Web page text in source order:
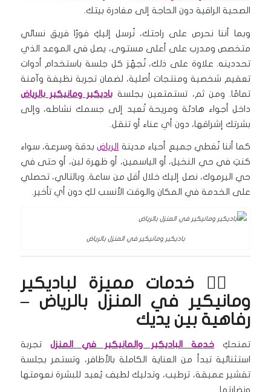
الصحية الراقية دون الحاجة إلى مغادرة بيتك.
وبما أننا نحرص على راحتك، نُرسل إليكِ فورًا فريق نسائي
متخصص ومدرب على أعلى مستوى، يصل في الموعد الذي
تحددينه. علاوة على ذلك، نُجهّز كل جلسة باستخدام أدوات
تعقيم شخصية ومنتجات أصلية، لضمان تجربة نظيفة وآمنة
تمامًا. ومن ثم، تستمتعين بجلسة باديكير ومانيكير بالرياض
داخل أجواء هادئة ومريحة تُعيد إلى جسمك نشاطه، وإلى
بشرتك إشراقها، دون أي عناء أو تنقل.
كما أننا نُغطي جميع أحياء مدينة الرياضبدقة وسرعة، سواء
كنتِ في حي النخيل، أو الياسمين، أو ظهرة لبن، أو حتى في
حي اليرموك، نصل إليك خلال أقل من ساعة. وبالتالي، تحصلي
على الخدمة في المكان والوقت الأنسب لكِ دون أي تأخير.
باديكير ومانيكير في المنزل بالرياض
🧖‍♀️ خدمات مميزة لباديكير
ومانيكير في المنزل بالرياض –
رفاهية بين يديك
تمنحكِ خدمة الباديكير والمانيكير في المنزل تجربة
استثنائية تبدأ من العناية الكاملة بالأظافر، وتستمر بجلسة
تقشير عميقة، ترطيب، وتدليك لطيف يُعيد للبشرة نعومتها
ونضارتها.